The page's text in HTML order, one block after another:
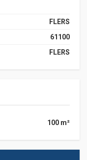
FLERS
61100
FLERS
100 m²